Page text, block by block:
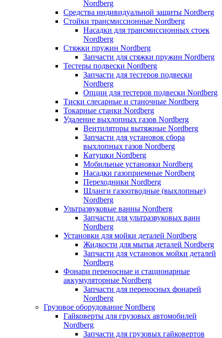
Nordberg
Средства индивидуальной защиты Nordberg
Стойки трансмиссионные Nordberg
Насадки для трансмиссионных стоек
Nordberg
Стяжки пружин Nordberg
Запчасти для стяжки пружин Nordberg
Тестеры подвески Nordberg
Запчасти для тестеров подвески
Nordberg
Опции для тестеров подвески Nordberg
Тиски слесарные и станочные Nordberg
Токарные станки Nordberg
Удаление выхлопных газов Nordberg
Вентиляторы вытяжные Nordberg
Запчасти для установок сбора
выхлопных газов Nordberg
Катушки Nordberg
Мобильные установки Nordberg
Насадки газоприемные Nordberg
Переходники Nordberg
Шланги газоотводные (выхлопные)
Nordberg
Ультразвуковые ванны Nordberg
Запчасти для ультразвуковых ванн
Nordberg
Установки для мойки деталей Nordberg
Жидкости для мытья деталей Nordberg
Запчасти для установок мойки деталей
Nordberg
Фонари переносные и стационарные
аккумуляторные Nordberg
Запчасти для переносных фонарей
Nordberg
Грузовое оборудование Nordberg
Гайковерты для грузовых автомобилей
Nordberg
Запчасти для грузовых гайковертов